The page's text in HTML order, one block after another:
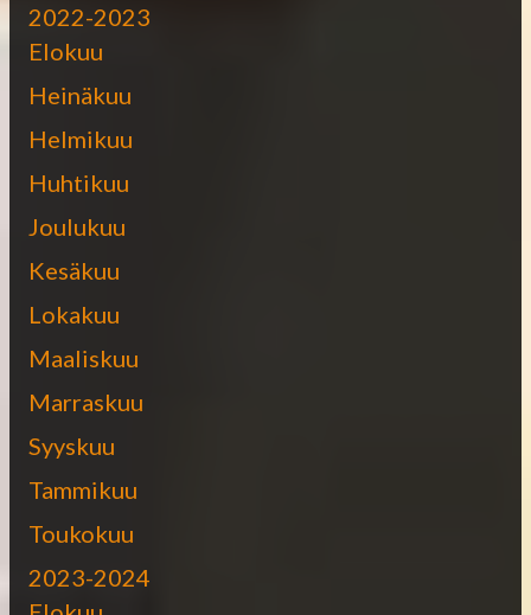
2022-2023
Elokuu
Heinäkuu
Helmikuu
Huhtikuu
Joulukuu
Kesäkuu
Lokakuu
Maaliskuu
Marraskuu
Syyskuu
Tammikuu
Toukokuu
2023-2024